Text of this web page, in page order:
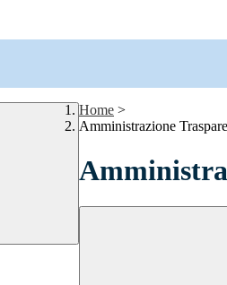
Home >
Amministrazione